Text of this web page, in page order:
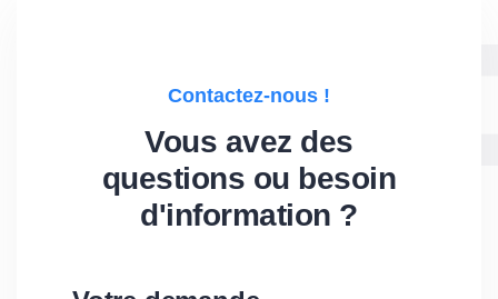
Contactez-nous !
Vous avez des
questions ou besoin
d'information ?